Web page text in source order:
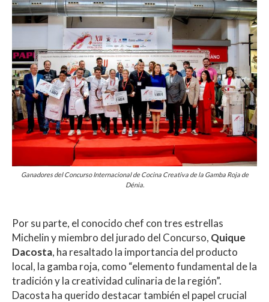
Ganadores del Concurso Internacional de Cocina Creativa de la Gamba Roja de
Dénia.
Por su parte, el conocido chef con tres estrellas
Michelin y miembro del jurado del Concurso, Quique
Dacosta, ha resaltado la importancia del producto
local, la gamba roja, como “elemento fundamental de la
tradición y la creatividad culinaria de la región”.
Dacosta ha querido destacar también el papel crucial